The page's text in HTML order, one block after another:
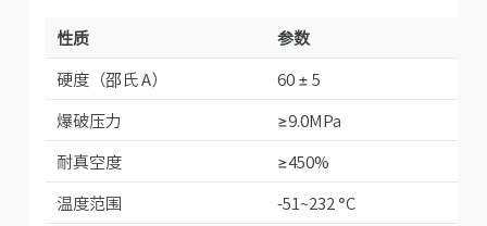
性质
参数
硬度（邵氏 A）
60 ± 5
爆破压力
≥9.0MPa
耐真空度
≥450%
温度范围
-51~232 °C